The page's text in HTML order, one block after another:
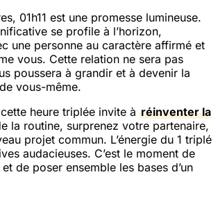
01h11 est une promesse lumineuse.
se profile à l’horizon,
une personne au caractère affirmé et
vous. Cette relation ne sera pas
poussera à grandir et à devenir la
vous-même.
heure triplée invite à réinventer la
la routine, surprenez votre partenaire,
projet commun. L’énergie du 1 triplé
audacieuses. C’est le moment de
de poser ensemble les bases d’un